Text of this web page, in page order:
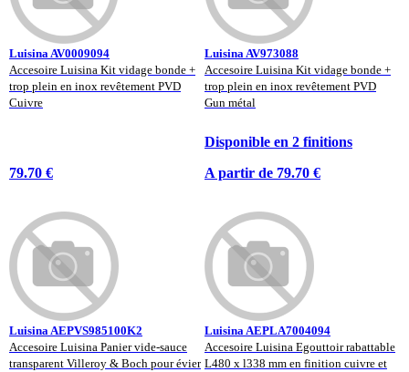
Luisina AV0009094
Accesoire Luisina Kit vidage bonde +
trop plein en inox revêtement PVD
Cuivre
79.70 €
Luisina AV973088
Accesoire Luisina Kit vidage bonde +
trop plein en inox revêtement PVD
Gun métal
Disponible en 2 finitions
A partir de 79.70 €
Luisina AEPVS985100K2
Accesoire Luisina Panier vide-sauce
transparent Villeroy & Boch pour évier
Luisina AEPLA7004094
Accesoire Luisina Egouttoir rabattable
L480 x l338 mm en finition cuivre et